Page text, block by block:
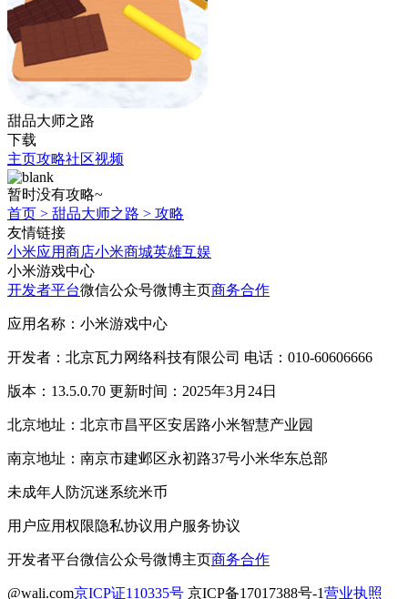
甜品大师之路
下载
主页攻略社区视频
暂时没有攻略~
首页 > 甜品大师之路 > 攻略
友情链接
小米应用商店小米商城英雄互娱
小米游戏中心
开发者平台微信公众号微博主页商务合作
应用名称：小米游戏中心
开发者：北京瓦力网络科技有限公司 电话：010-60606666
版本：13.5.0.70 更新时间：2025年3月24日
北京地址：北京市昌平区安居路小米智慧产业园
南京地址：南京市建邺区永初路37号小米华东总部
未成年人防沉迷系统米币
用户应用权限隐私协议用户服务协议
开发者平台微信公众号微博主页商务合作
@wali.com京ICP证110335号 京ICP备17017388号-1营业执照